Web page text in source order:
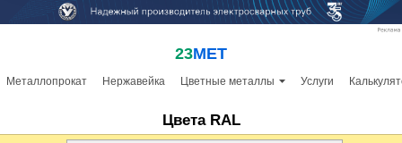
23МЕТ
Металлопрокат Нержавейка Цветные металлы Услуги
Цвета RAL